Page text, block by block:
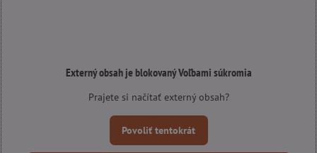
Externý obsah je blokovaný Voľbami súkromia
Prajete si načítať externý obsah?
Povoliť tentokrát